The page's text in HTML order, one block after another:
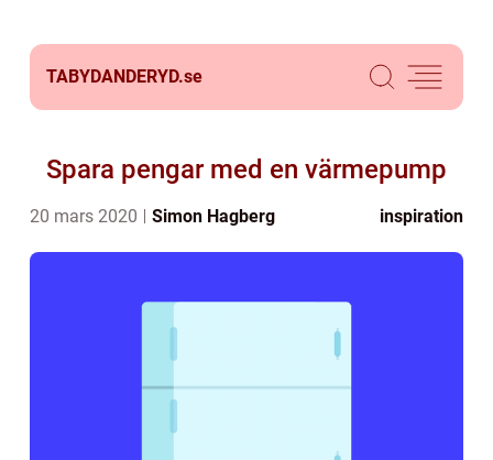
TABYDANDERYD.se
Spara pengar med en värmepump
20 mars 2020 Simon Hagberg inspiration